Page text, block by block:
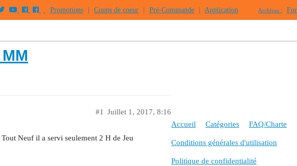
Promotions Coups de coeur Pré-Commande Application Archives :
Juillet 1, 2017, 8:16
#1
Neuf il a servi seulement 2 H de Jeu
Accueil Catégories FAQ/Charte
Conditions générales d'utilisation
Politique de confidentialité